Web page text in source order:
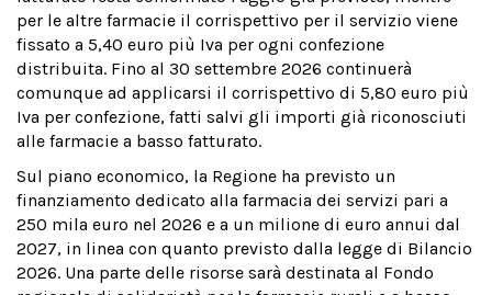
per le altre farmacie il corrispettivo per il servizio viene
fissato a 5,40 euro più Iva per ogni confezione
distribuita. Fino al 30 settembre 2026 continuerà
comunque ad applicarsi il corrispettivo di 5,80 euro più
Iva per confezione, fatti salvi gli importi già riconosciuti
alle farmacie a basso fatturato.
Sul piano economico, la Regione ha previsto un
finanziamento dedicato alla farmacia dei servizi pari a
250 mila euro nel 2026 e a un milione di euro annui dal
2027, in linea con quanto previsto dalla legge di Bilancio
2026. Una parte delle risorse sarà destinata al Fondo